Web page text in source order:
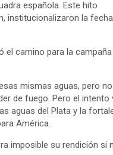
española. Este hito
institucionalizaron la fecha
el camino para la campaña
mismas aguas, pero
de fuego. Pero el intento
aguas del Plata y la
América.
imposible su rendición si